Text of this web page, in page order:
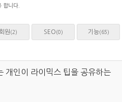
합니다.
원 (2) SEO (0) 기능(65)
개인이 라이믹스 팁을 공유하는